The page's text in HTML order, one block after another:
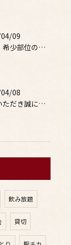
09
例えば、希少部位の串を試したり、季節限定の地酒を味わったりす...
08
ご来店いただき誠にありがとうございます。
飲み放題
貸切